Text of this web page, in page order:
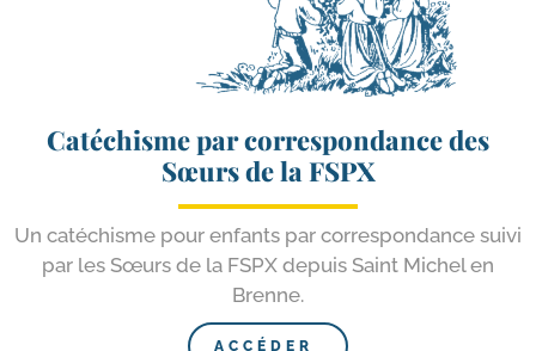
Catéchisme par correspondance des
Sœurs de la FSPX
Un caté­chisme pour enfants par cor­res­pon­dance sui­vi
par les Sœurs de la FSPX depuis Saint Michel en
Brenne.
ACCÉDER